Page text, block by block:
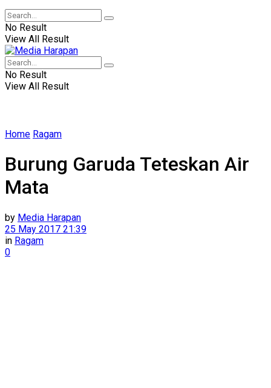
No Result
View All Result
No Result
View All Result
Home Ragam
Burung Garuda Teteskan Air
Mata
by Media Harapan
25 May 2017 21:39
in Ragam
0